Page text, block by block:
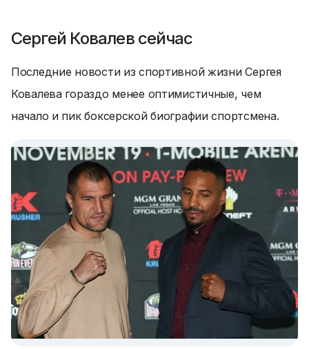
Сергей Ковалев сейчас
Последние новости из спортивной жизни Сергея
Ковалева гораздо менее оптимистичные, чем
начало и пик боксерской биографии спортсмена.